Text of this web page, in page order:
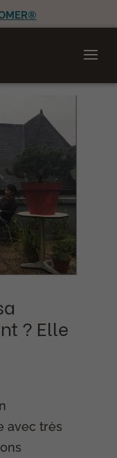
? Elle
avec très